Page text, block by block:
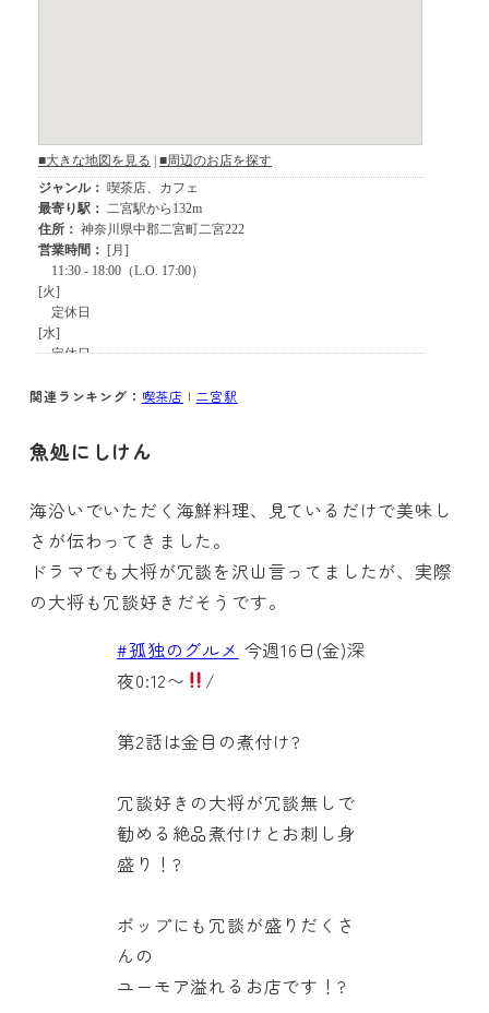
関連ランキング： 喫茶店 | 二宮駅
魚処にしけん
海沿いでいただく海鮮料理、見ているだけで美味し
さが伝わってきました。
ドラマでも大将が冗談を沢山言ってましたが、実際
の大将も冗談好きだそうです。
#孤独のグルメ 今週16日(金)深
夜0:12〜
/
第2話は金目の煮付け?
冗談好きの大将が冗談無しで
勧める絶品煮付けとお刺し身
盛り！?
ポップにも冗談が盛りだくさ
んの
ユーモア溢れるお店です！?